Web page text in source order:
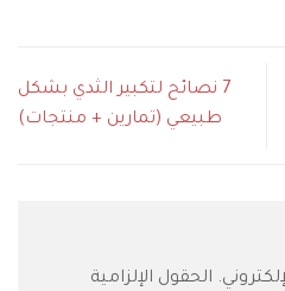
7 نصائح لتكبير الثدي بشكل
طبيعي (تمارين + منتجات)
الحقول الإلزامية